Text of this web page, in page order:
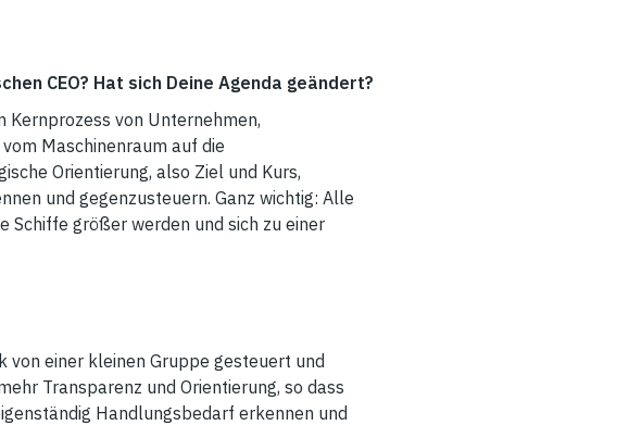
CEO? Hat sich Deine Agenda geändert?
Kernprozess von Unternehmen,
Maschinenraum auf die
Orientierung, also Ziel und Kurs,
und gegenzusteuern. Ganz wichtig: Alle
Schiffe größer werden und sich zu einer
einer kleinen Gruppe gesteuert und
Transparenz und Orientierung, so dass
Handlungsbedarf erkennen und